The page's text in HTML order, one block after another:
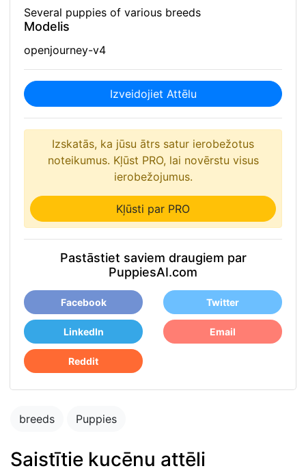
Several puppies of various breeds
Modelis
openjourney-v4
Izveidojiet Attēlu
Izskatās, ka jūsu ātrs satur ierobežotus
noteikumus. Kļūst PRO, lai novērstu visus
ierobežojumus.
Kļūsti par PRO
Pastāstiet saviem draugiem par
PuppiesAI.com
Facebook Twitter
LinkedIn Email
Reddit
breeds Puppies
Saistītie kucēnu attēli
Blue merle
cattledog and
puppy in the park